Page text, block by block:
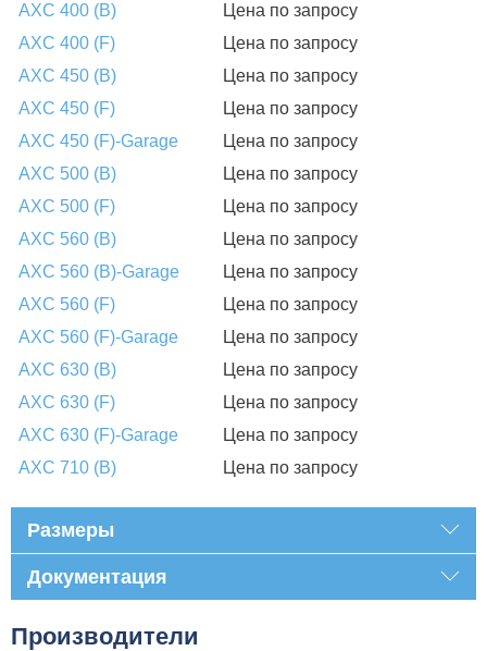
AXC 400 (B)
Цена по запросу
AXC 400 (F)
Цена по запросу
AXC 450 (B)
Цена по запросу
AXC 450 (F)
Цена по запросу
AXC 450 (F)-Garage
Цена по запросу
AXC 500 (B)
Цена по запросу
AXC 500 (F)
Цена по запросу
AXC 560 (B)
Цена по запросу
AXC 560 (B)-Garage
Цена по запросу
AXC 560 (F)
Цена по запросу
AXC 560 (F)-Garage
Цена по запросу
AXC 630 (B)
Цена по запросу
AXC 630 (F)
Цена по запросу
AXC 630 (F)-Garage
Цена по запросу
AXC 710 (B)
Цена по запросу
Размеры
Документация
Производители